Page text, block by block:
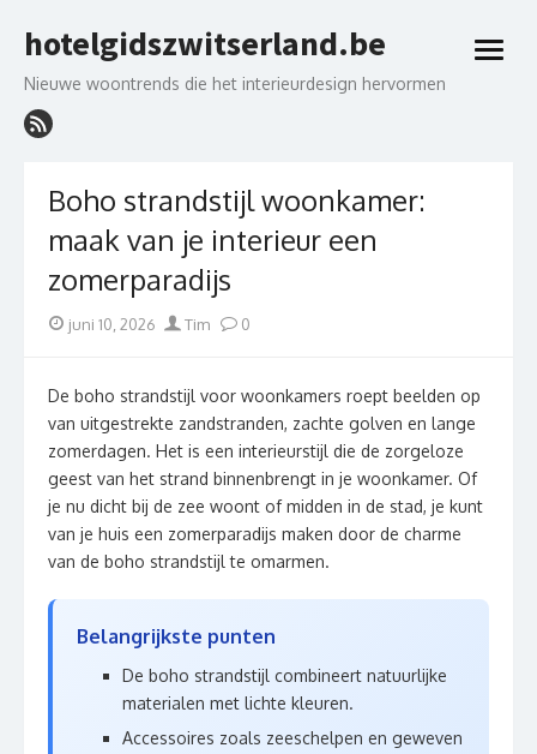
to
hotelgidszwitserland.be
Nieuwe woontrends die het interieurdesign hervormen
open
Boho strandstijl woonkamer:
maak van je interieur een
zomerparadijs
Postedjuni 10, 2026 Author
Tim 0
De boho strandstijl voor woonkamers roept beelden op
van uitgestrekte zandstranden, zachte golven en lange
zomerdagen. Het is een interieurstijl die de zorgeloze
geest van het strand binnenbrengt in je woonkamer. Of
je nu dicht bij de zee woont of midden in de stad, je kunt
van je huis een zomerparadijs maken door de charme
van de boho strandstijl te omarmen.
Belangrijkste punten
De boho strandstijl combineert natuurlijke
materialen met lichte kleuren.
Accessoires zoals zeeschelpen en geweven